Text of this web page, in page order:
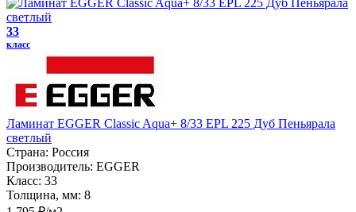
33
класс
Ламинат EGGER Classic Aqua+ 8/33 EPL 225 Дуб Пеньярала
светлый
Страна: Россия
Производитель: EGGER
Класс: 33
Толщина, мм: 8